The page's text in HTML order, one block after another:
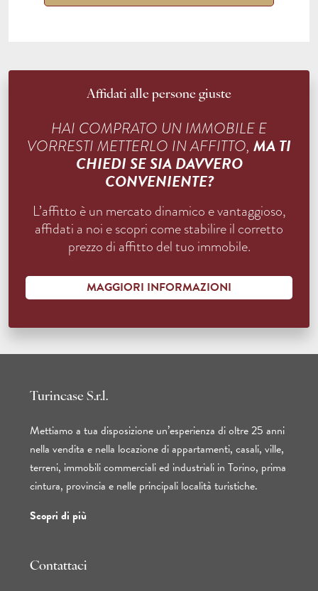
Affidati alle persone giuste
HAI COMPRATO UN IMMOBILE E
VORRESTI METTERLO IN AFFITTO, MA TI
CHIEDI SE SIA DAVVERO
CONVENIENTE?
L’affitto è un mercato dinamico e vantaggioso,
affidati a noi e scopri come stabilire il corretto
prezzo di affitto del tuo immobile.
MAGGIORI INFORMAZIONI
Turincase S.r.l.
Mettiamo a tua disposizione un’esperienza di oltre 25 anni
nella vendita e nella locazione di appartamenti, casali, ville,
terreni, immobili commerciali ed industriali in Torino, prima
cintura, provincia e nelle principali località turistiche.
Scopri di più
Contattaci